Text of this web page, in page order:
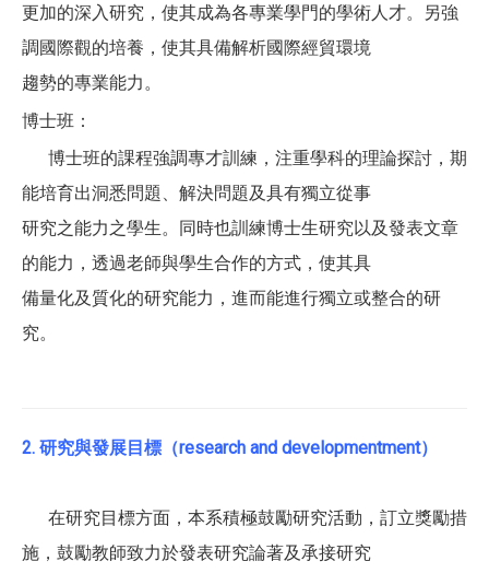
更加的深入研究，使其成為各專業學門的學術人才。另強
調國際觀的培養，使其具備解析國際經貿環境
趨勢的專業能力。
博士班：
博士班的課程強調專才訓練，注重學科的理論探討，期
能培育出洞悉問題、解決問題及具有獨立從事
研究之能力之學生。同時也訓練博士生研究以及發表文章
的能力，透過老師與學生合作的方式，使其具
備量化及質化的研究能力，進而能進行獨立或整合的研
究。
2. 研究與發展目標（research and developmentment）
在研究目標方面，本系積極鼓勵研究活動，訂立獎勵措
施，鼓勵教師致力於發表研究論著及承接研究